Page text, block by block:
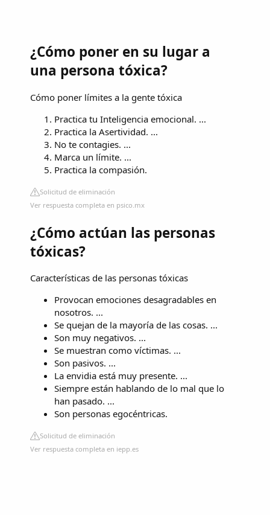
¿Cómo poner en su lugar a
una persona tóxica?
Cómo poner límites a la gente tóxica
Practica tu Inteligencia emocional. ...
Practica la Asertividad. ...
No te contagies. ...
Marca un límite. ...
Practica la compasión.
Solicitud de eliminación
Ver respuesta completa en psico.mx
¿Cómo actúan las personas
tóxicas?
Características de las personas tóxicas
Provocan emociones desagradables en
nosotros. ...
Se quejan de la mayoría de las cosas. ...
Son muy negativos. ...
Se muestran como víctimas. ...
Son pasivos. ...
La envidia está muy presente. ...
Siempre están hablando de lo mal que lo
han pasado. ...
Son personas egocéntricas.
Solicitud de eliminación
Ver respuesta completa en iepp.es